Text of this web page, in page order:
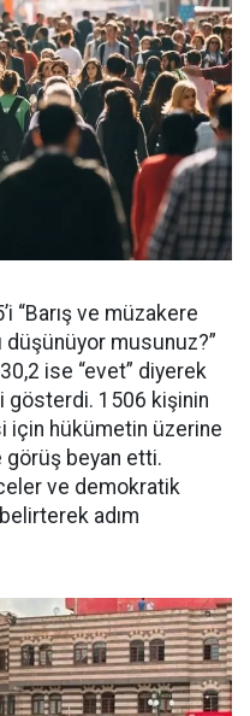
“Barış ve müzakere
düşünüyor musunuz?”
ise “evet” diyerek
gösterdi. 1506 kişinin
için hükümetin üzerine
beyan etti.
ve demokratik
adım